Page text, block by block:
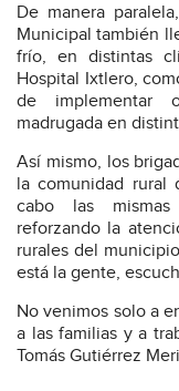
De manera
Municipal también
frío, en distintas
Hospital Ixtlero,
de implementar
madrugada en
Así mismo, los
la comunidad rural
cabo las
reforzando la
rurales del
está la gente,
No venimos solo a
a las familias y a
Tomás Gutiérrez